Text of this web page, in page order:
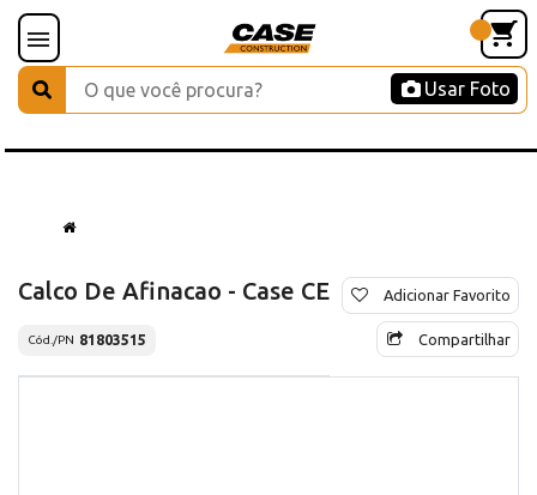
Usar Foto
Calco De Afinacao - Case CE
Cód./PN 81803515
Adicionar Favorito
Compartilhar